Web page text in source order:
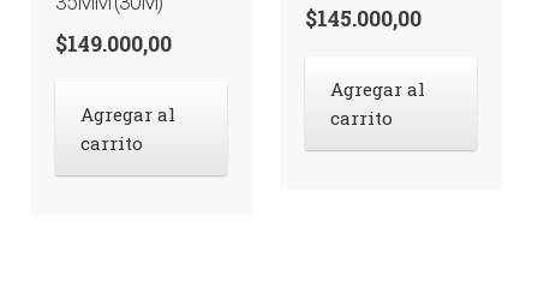
$149.000,00
Agregar al
carrito
$145.000,00
Agregar al
carrito